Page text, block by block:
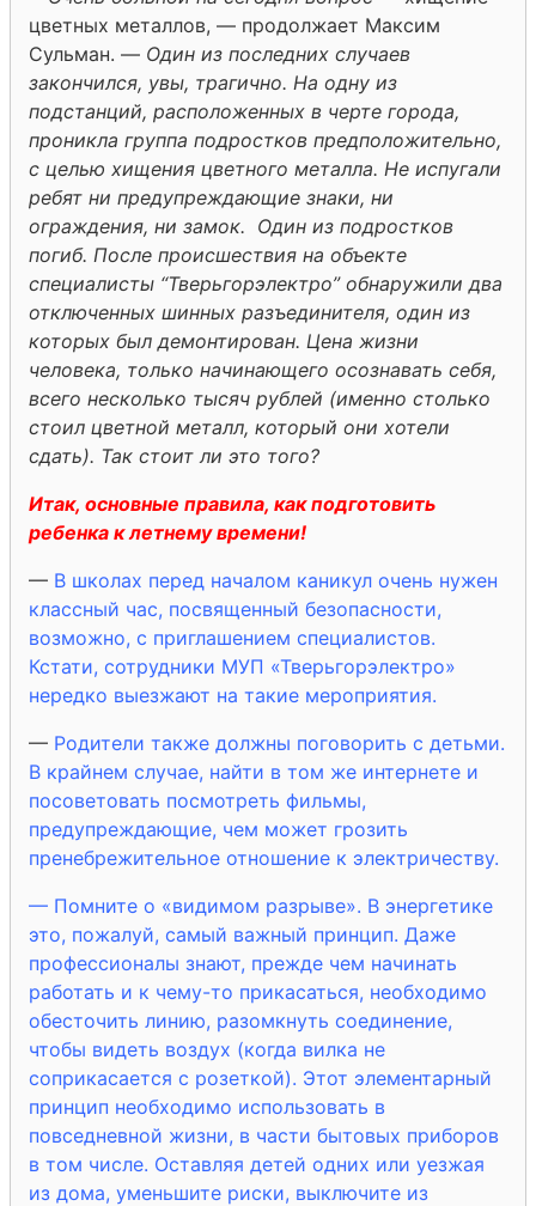
цветных металлов, — продолжает Максим
Сульман. — Один из последних случаев
закончился, увы, трагично. На одну из
подстанций, расположенных в черте города,
проникла группа подростков предположительно,
с целью хищения цветного металла. Не испугали
ребят ни предупреждающие знаки, ни
ограждения, ни замок. Один из подростков
погиб. После происшествия на объекте
специалисты “Тверьгорэлектро” обнаружили два
отключенных шинных разъединителя, один из
которых был демонтирован. Цена жизни
человека, только начинающего осознавать себя,
всего несколько тысяч рублей (именно столько
стоил цветной металл, который они хотели
сдать). Так стоит ли это того?
Итак, основные правила, как подготовить
ребенка к летнему времени!
— В школах перед началом каникул очень нужен
классный час, посвященный безопасности,
возможно, с приглашением специалистов.
Кстати, сотрудники МУП «Тверьгорэлектро»
нередко выезжают на такие мероприятия.
— Родители также должны поговорить с детьми.
В крайнем случае, найти в том же интернете и
посоветовать посмотреть фильмы,
предупреждающие, чем может грозить
пренебрежительное отношение к электричеству.
— Помните о «видимом разрыве». В энергетике
это, пожалуй, самый важный принцип. Даже
профессионалы знают, прежде чем начинать
работать и к чему-то прикасаться, необходимо
обесточить линию, разомкнуть соединение,
чтобы видеть воздух (когда вилка не
соприкасается с розеткой). Этот элементарный
принцип необходимо использовать в
повседневной жизни, в части бытовых приборов
в том числе. Оставляя детей одних или уезжая
из дома, уменьшите риски, выключите из